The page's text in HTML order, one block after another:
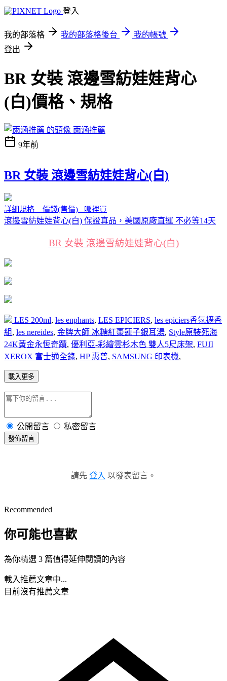
登入
我的部落格 我的部落格後台
我的帳號
登出
BR 女裝 滾邊雪紡娃娃背心
(白)價格、規格
雨涵推薦
9年前
BR 女裝 滾邊雪紡娃娃背心(白)
詳細規格 價錢(售價) 哪裡買
滾邊雪紡娃娃背心(白) 保證真品，美國原廠直運 不必等14天
BR 女裝 滾邊雪紡娃娃背心(白)
LES 200ml, les enphants, LES EPICIERS, les epiciers香氛擴香
組, les nereides, 金牌大師 冰糖紅棗蓮子銀耳湯, Style原裝死海
24K黃金永恆奇蹟, 優利亞-彩繪雲杉木色 雙人5尺床架, FUJI
XEROX 富士通全錄, HP 惠普, SAMSUNG 印表機,
載入更多
公開留言 私密留言
發佈留言
請先 登入 以發表留言。
Recommended
你可能也喜歡
為你精選 3 篇值得延伸閱讀的內容
載入推薦文章中...
目前沒有推薦文章